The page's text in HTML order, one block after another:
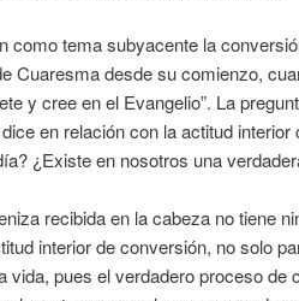
como tema subyacente la
Cuaresma desde su comienzo,
y cree en el Evangelio”. La
en relación con la actitud
¿Existe en nosotros una
recibida en la cabeza no tiene
interior de conversión, no solo
vida, pues el verdadero proceso de